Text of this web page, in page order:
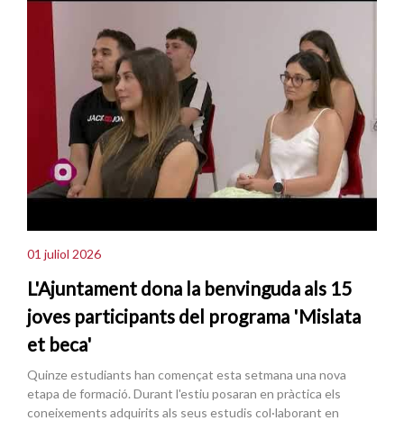
01 juliol 2026
L'Ajuntament dona la benvinguda als 15
joves participants del programa 'Mislata
et beca'
Quinze estudiants han començat esta setmana una nova
etapa de formació. Durant l'estiu posaran en pràctica els
coneixements adquirits als seus estudis col·laborant en